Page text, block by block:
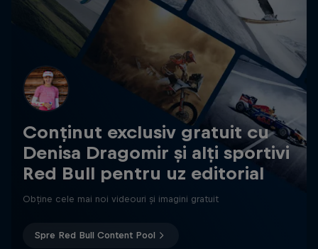
Conținut exclusiv gratuit cu
Denisa Dragomir și alți sportivi
Red Bull pentru uz editorial
Obține cele mai noi videouri și imagini gratuit
Spre Red Bull Content Pool